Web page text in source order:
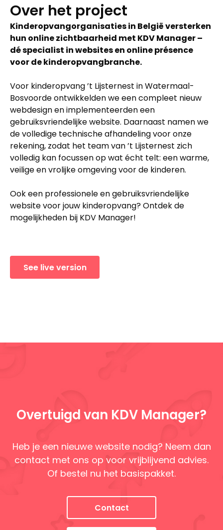
Over het project
Kinderopvangorganisaties in België versterken
hun online zichtbaarheid met KDV Manager –
dé specialist in websites en online présence
voor de kinderopvangbranche.
Voor kinderopvang ’t Lijsternest in Watermaal-
Bosvoorde ontwikkelden we een compleet nieuw
webdesign en implementeerden een
gebruiksvriendelijke website. Daarnaast namen we
de volledige technische afhandeling voor onze
rekening, zodat het team van ’t Lijsternest zich
volledig kan focussen op wat écht telt: een warme,
veilige en vrolijke omgeving voor de kinderen.
Ook een professionele en gebruiksvriendelijke
website voor jouw kinderopvang? Ontdek de
mogelijkheden bij KDV Manager!
See live version
Overtuigd van KDV Manager?
Heb je een nieuwe website nodig? Neem dan
contact met ons op voor vrijblijvend advies.
Of bestel nu het basispakket.
Contact